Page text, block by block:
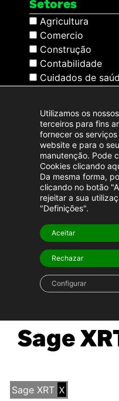
Setores
Agricultura
Comercio
Construção
Contabilidade
Cuidados de
Produção
Propriedade &
Restauração/
Restauração/
Sem Fins
Serviços
Serviços
Transportes &
Sage
Sage XRT X
Utilizamos os
terceiros para fins
fornecer os
website e para o
manutenção. Pode
Cookies clicando
Da mesma forma,
clicando no botão
rejeitar a sua
"Definições".
Aceitar
Rechazar
Configurar